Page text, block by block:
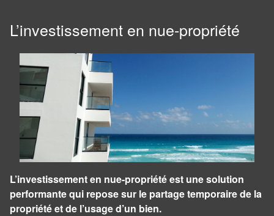
L’investissement en nue-propriété
L’investissement en nue-propriété est une solution
performante qui repose sur le partage temporaire de la
propriété et de l’usage d’un bien.